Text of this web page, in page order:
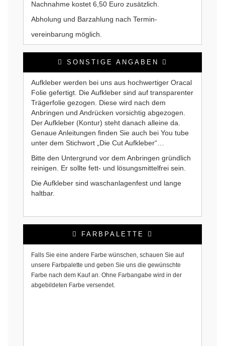
Nachnahme kostet 6,50 Euro zusätzlich.
Abholung und Barzahlung nach Termin-
vereinbarung möglich.
SONSTIGE ANGABEN
Aufkleber werden bei uns aus hochwertiger Oracal
Folie gefertigt. Die Aufkleber sind auf transparenter
Trägerfolie gezogen. Diese wird nach dem
Anbringen und Andrücken vorsichtig abgezogen.
Der Aufkleber (Kontur) steht danach alleine da.
Genaue Anleitungen finden Sie auch bei You tube
unter dem Stichwort „Die Cut Aufkleber“…
Bitte den Untergrund vor dem Anbringen gründlich
reinigen. Er sollte fett- und lösungsmittelfrei sein.
Die Aufkleber sind waschanlagenfest und lange
haltbar.
FARBPALETTE
Falls Sie eine andere Farbe wünschen, schauen Sie auf
unsere Farbpalette und geben Sie uns die gewünschte
Farbe nach dem Kauf an. Ohne Farbangabe wird in der
abgebildeten Farbe versendet.